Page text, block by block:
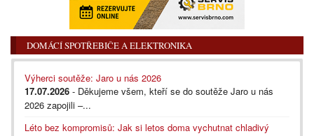
DOMÁCÍ SPOTŘEBIČE A ELEKTRONIKA
Výherci soutěže: Jaro u nás 2026
17.07.2026 - Děkujeme všem, kteří se do soutěže Jaro u nás
2026 zapojili –...
Léto bez kompromisů: Jak si letos doma vychutnat chladivý